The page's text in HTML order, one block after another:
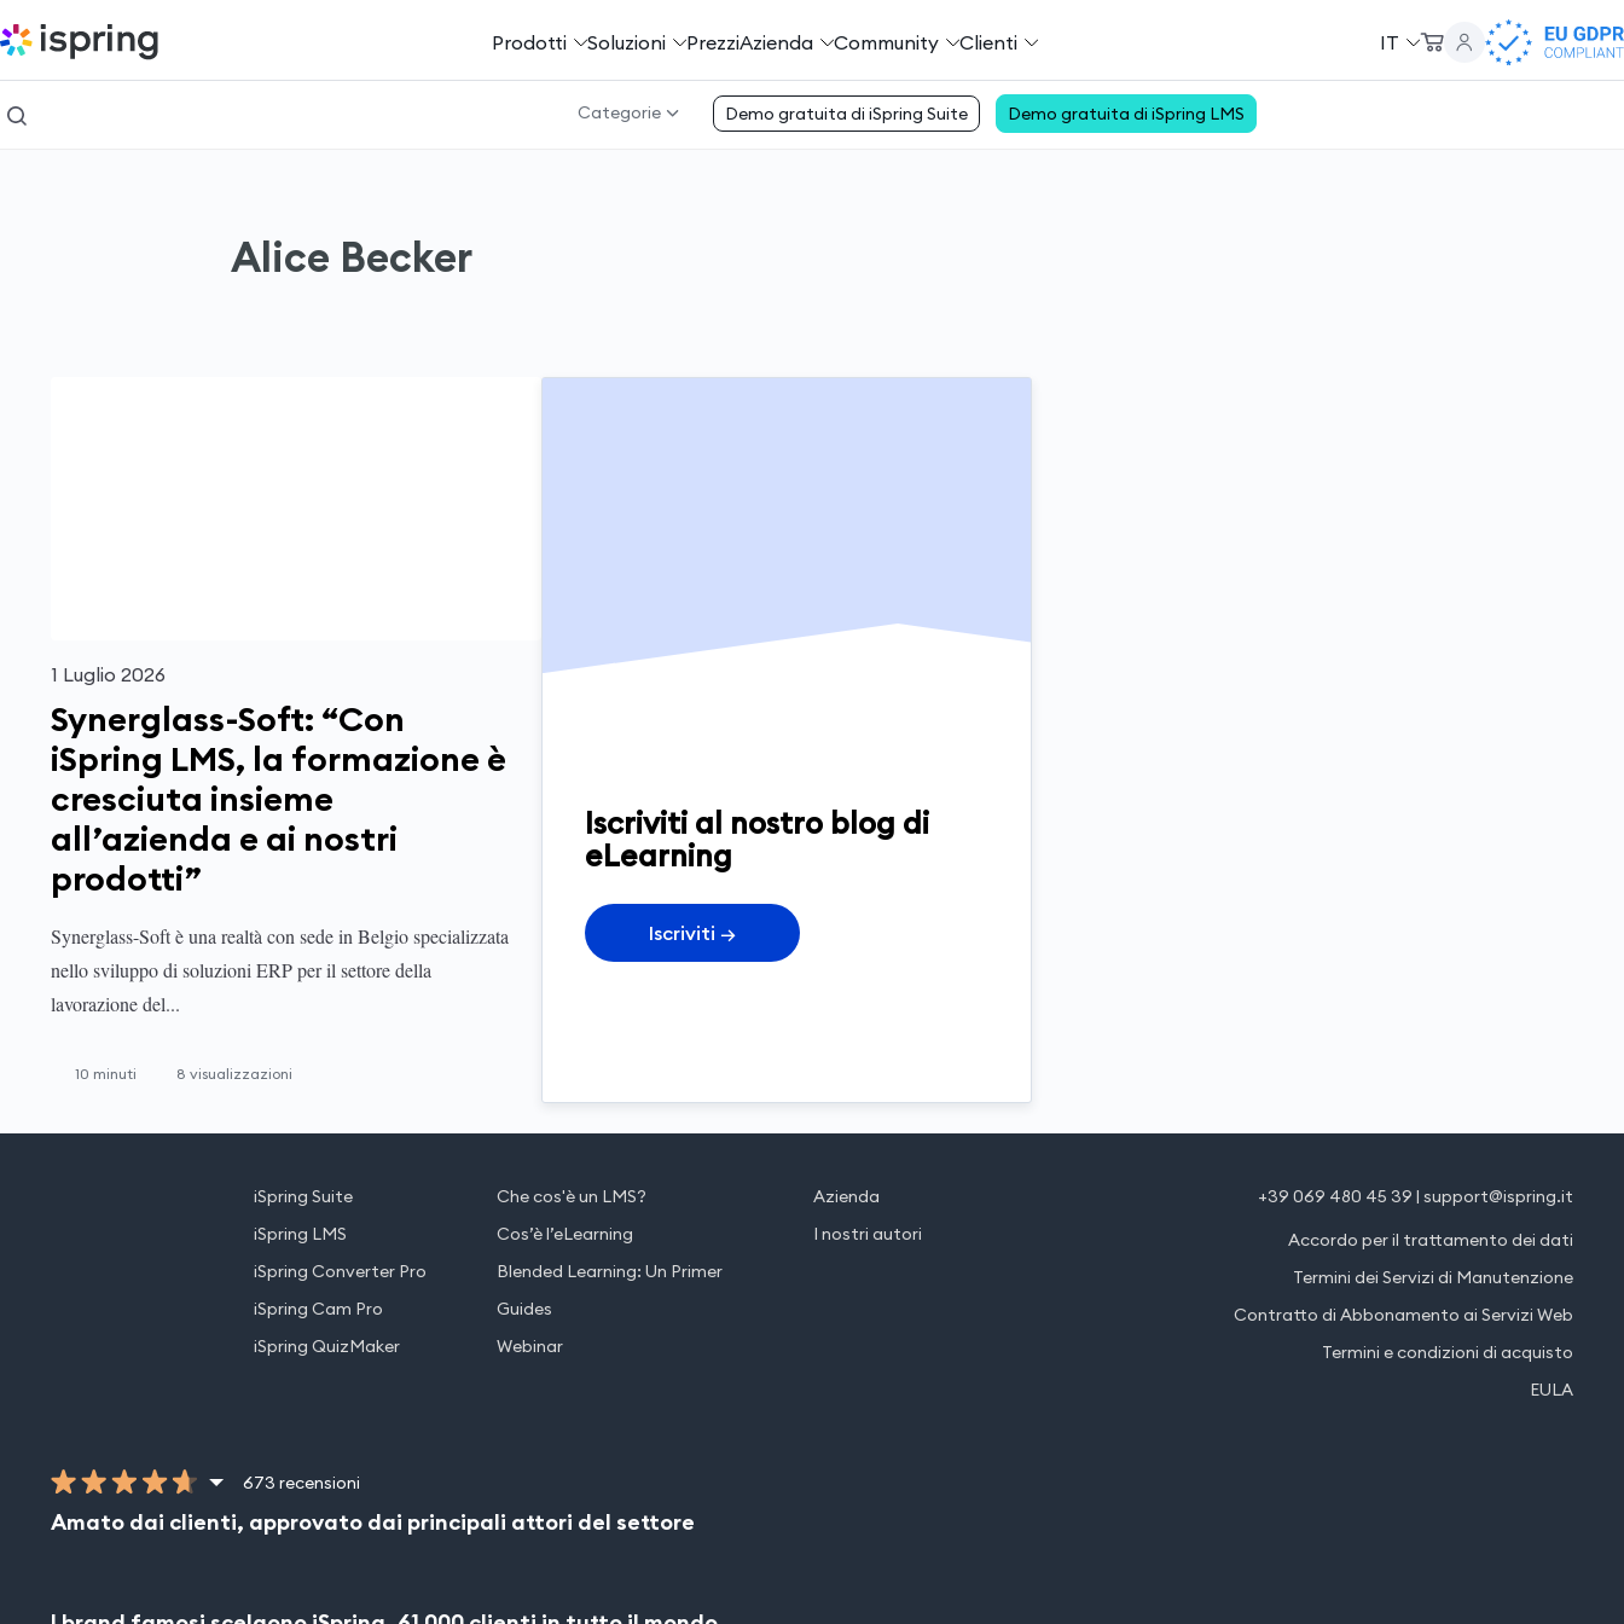
Prodotti Soluzioni PrezziAzienda Community Сlienti IT
Categorie Demo gratuita di iSpring Suite Demo gratuita di iSpring LMS
Alice Becker
1 Luglio 2026
Synerglass-Soft: “Con
iSpring LMS, la formazione è
cresciuta insieme
all’azienda e ai nostri
prodotti”
Synerglass-Soft è una realtà con sede in Belgio specializzata
nello sviluppo di soluzioni ERP per il settore della
lavorazione del...
10 minuti 8 visualizzazioni
Iscriviti al nostro blog di
eLearning
Iscriviti →
iSpring Suite
iSpring LMS
iSpring Converter Pro
iSpring Cam Pro
iSpring QuizMaker
Che cos'è un LMS?
Cos’è l’eLearning
Blended Learning: Un Primer
Guides
Webinar
Azienda
I nostri autori
+39 069 480 45 39 | support@ispring.it
Accordo per il trattamento dei dati
Termini dei Servizi di Manutenzione
Contratto di Abbonamento ai Servizi Web
Termini e condizioni di acquisto
EULA
673 recensioni
Amato dai clienti, approvato dai principali attori del settore